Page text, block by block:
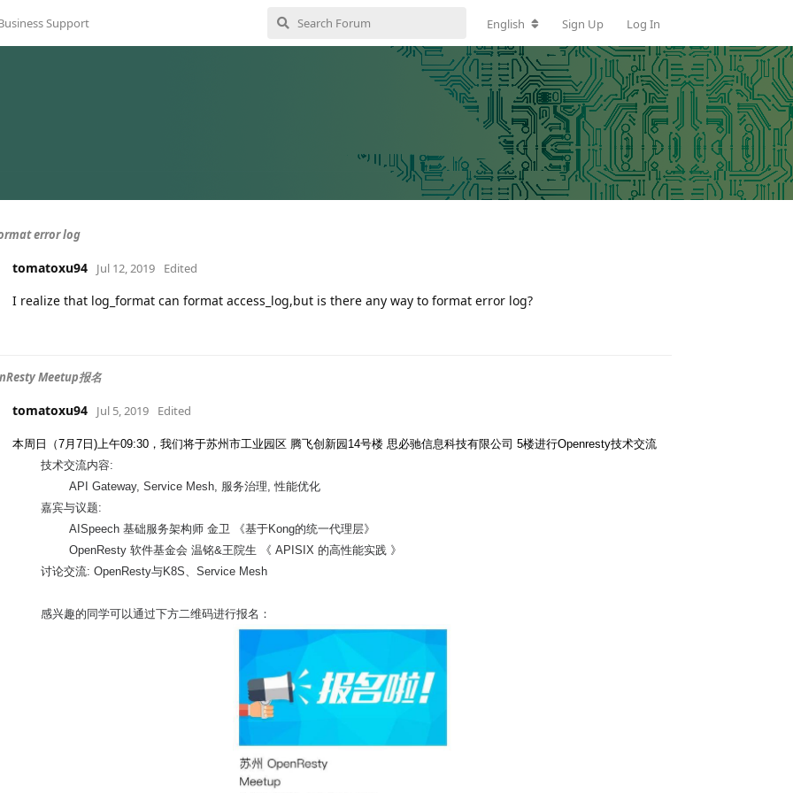
Support English Sign Up Log In
error log
tomatoxu94 Jul 12, 2019 Edited
I realize that log_format can format access_log,but is there any way to format error log?
Meetup报名
tomatoxu94 Jul 5, 2019 Edited
本周日（7月7日)上午09:30 ，我们将于苏州市工业园区 腾飞创新园14号楼 思必驰信息科技有限公司 5楼进行Openresty技术交流
讨论交流: OpenResty与K8S、Service Mesh
感兴趣的同学可以通过下方二维码进行报名：